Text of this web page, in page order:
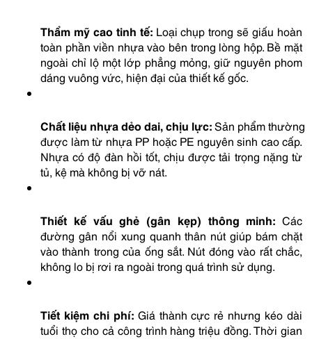
Thẩm mỹ cao tinh tế: Loại chụp trong sẽ giấu hoàn
toàn phần viền nhựa vào bên trong lòng hộp. Bề mặt
ngoài chỉ lộ một lớp phẳng mỏng, giữ nguyên phom
dáng vuông vức, hiện đại của thiết kế gốc.
Chất liệu nhựa dẻo dai, chịu lực: Sản phẩm thường
được làm từ nhựa PP hoặc PE nguyên sinh cao cấp.
Nhựa có độ đàn hồi tốt, chịu được tải trọng nặng từ
tủ, kệ mà không bị vỡ nát.
Thiết kế vấu ghẻ (gân kẹp) thông minh: Các
đường gân nổi xung quanh thân nút giúp bám chặt
vào thành trong của ống sắt. Nút đóng vào rất chắc,
không lo bị rơi ra ngoài trong quá trình sử dụng.
Tiết kiệm chi phí: Giá thành cực rẻ nhưng kéo dài
tuổi thọ cho cả công trình hàng triệu đồng. Thời gian